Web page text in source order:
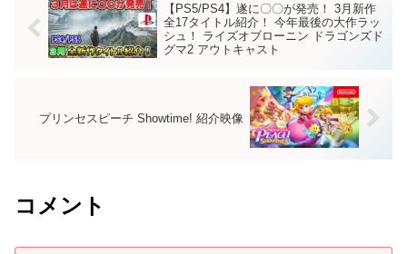
【PS5/PS4】遂に〇〇が発売！ 3月新作
全17タイトル紹介！ 今年最後の大作ラッ
シュ！ ライズオブローニン ドラゴンズド
グマ2 アウトキャスト
プリンセスピーチ Showtime! 紹介映像
コメント